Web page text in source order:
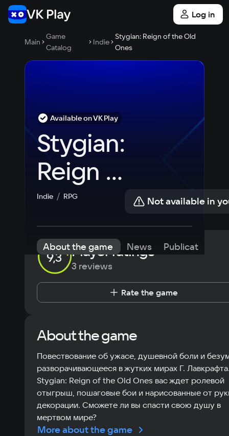
Log in
Main
Game
Catalog
Indie
Stygian: Reign of the Old
Ones
Available on VK Play
Stygian:
Reign
of the
Old
Ones
Indie RPG Not available in
About the game News Publications
9,3 Player ratings
3 reviews
Rate the game
About the game
Повествование об ужасе, душевной боли и
разворачивающееся в жутких мирах Г.
Stygian: Reign of the Old Ones вас ждет ролевой
отыгрыш, пошаговые бои и нарисованные от
декорации. Сможете ли вы спасти свою душу в
мертвом мире?
More about the game